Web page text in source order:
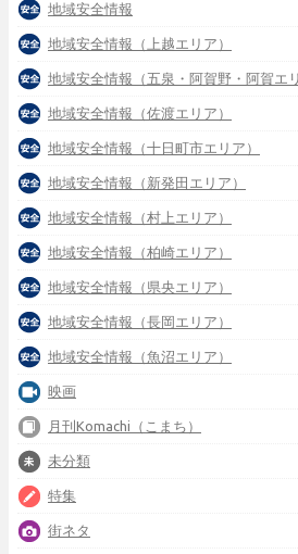
地域安全情報
地域安全情報（上越エリア）
地域安全情報（五泉・阿賀野・阿賀エ
地域安全情報（佐渡エリア）
地域安全情報（十日町市エリア）
地域安全情報（新発田エリア）
地域安全情報（村上エリア）
地域安全情報（柏崎エリア）
地域安全情報（県央エリア）
地域安全情報（長岡エリア）
地域安全情報（魚沼エリア）
映画
月刊Komachi（こまち）
未分類
特集
街ネタ